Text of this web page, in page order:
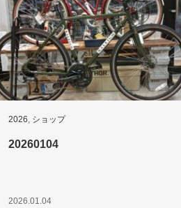
2026 ショップ
20260104
2026.01.04